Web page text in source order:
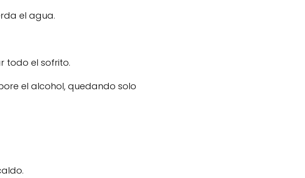
el agua.
todo el sofrito.
el alcohol, quedando solo